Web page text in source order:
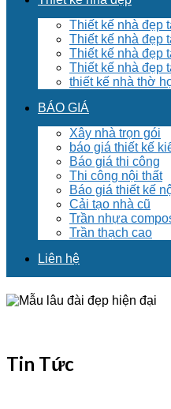
Thiết kế nhà đẹp
Thiết kế nhà đẹp
Thiết kế nhà đẹp
Thiết kế nhà đẹp
thiết kế nhà thờ
BÁO GIÁ
Xây nhà trọn gói
báo giá thiết kế
Báo giá thi công
Thi công nội thất
Báo giá thiết kế
Cải tạo nhà cũ
Trần nhựa
Trần thạch cao
Liên hệ
Tin Tức